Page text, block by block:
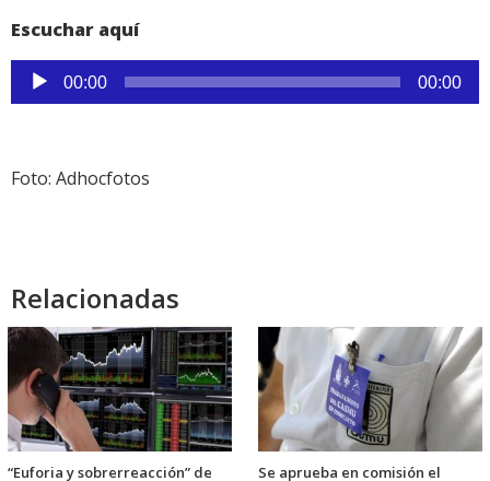
Escuchar aquí
Reproductor
de
00:00 00:00
Foto: Adhocfotos
Relacionadas
“Euforia y sobrerreacción” de
Se aprueba en comisión el